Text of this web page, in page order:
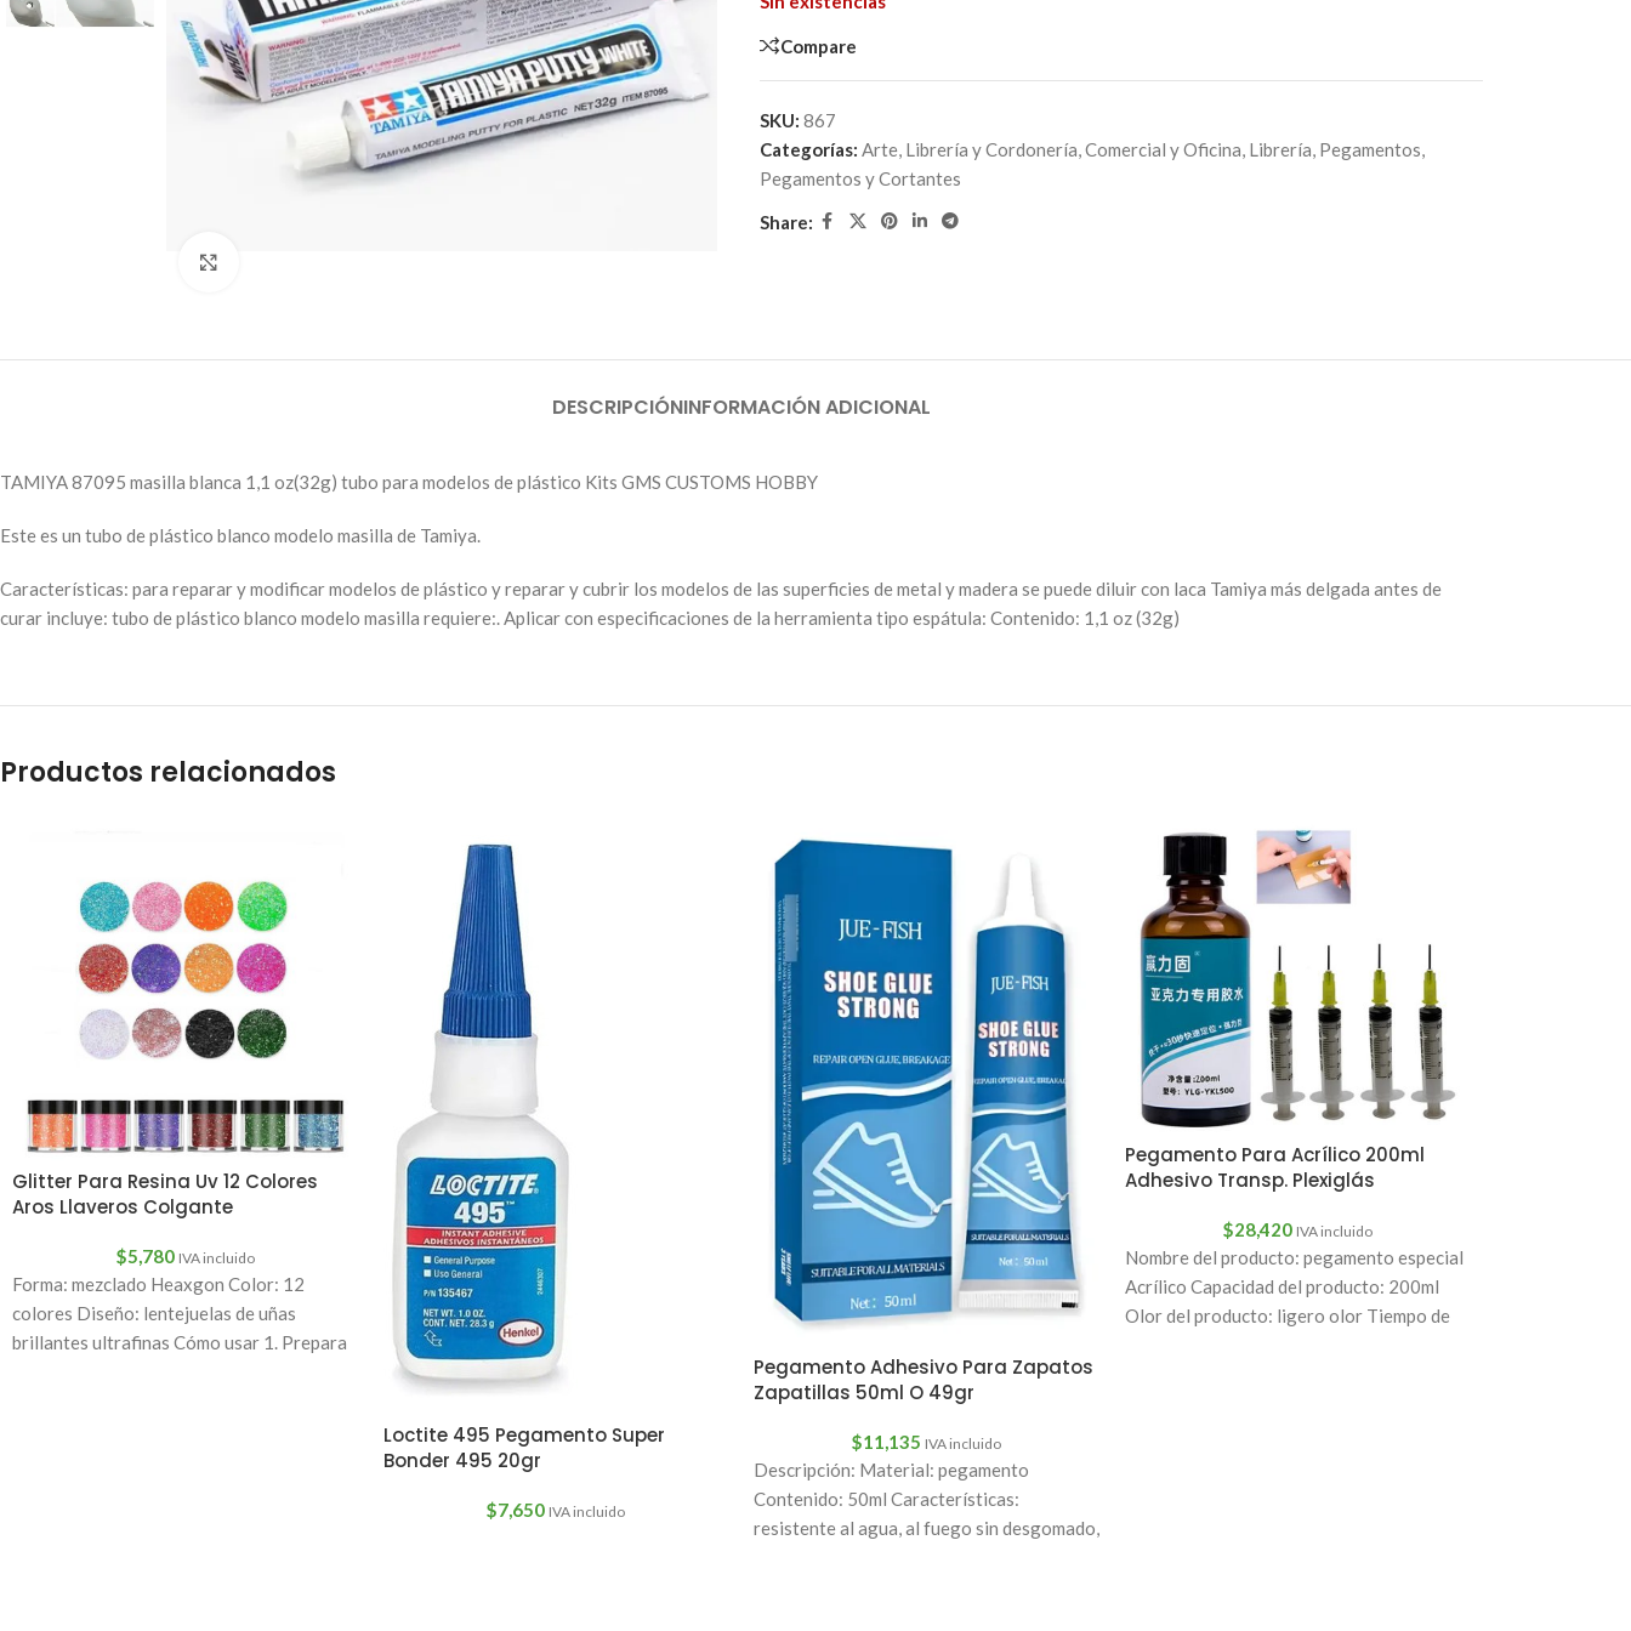
Compare
SKU: 867
Categorías: Arte, Librería y Cordonería,Comercial y Oficina, Librería, Pegamentos,
Pegamentos y Cortantes
Share:
DESCRIPCIÓNINFORMACIÓN ADICIONAL
TAMIYA 87095 masilla blanca 1,1 oz(32g) tubo para modelos de plástico Kits GMS CUSTOMS HOBBY
Este es un tubo de plástico blanco modelo masilla de Tamiya.
Características: para reparar y modificar modelos de plástico y reparar y cubrir los modelos de las superficies de metal y madera se puede diluir con laca Tamiya más delgada antes de
curar incluye: tubo de plástico blanco modelo masilla requiere:. Aplicar con especificaciones de la herramienta tipo espátula: Contenido: 1,1 oz (32g)
Productos relacionados
Glitter Para Resina Uv 12 Colores
Aros Llaveros Colgante
$5,780 IVA incluido
Forma: mezclado Heaxgon Color: 12
colores Diseño: lentejuelas de uñas
brillantes ultrafinas Cómo usar 1. Prepara
Loctite 495 Pegamento Super
Bonder 495 20gr
$7,650 IVA incluido
Pegamento Adhesivo Para Zapatos
Zapatillas 50ml O 49gr
$11,135 IVA incluido
Descripción: Material: pegamento
Contenido: 50ml Características:
resistente al agua, al fuego sin desgomado,
Pegamento Para Acrílico 200ml
Adhesivo Transp. Plexiglás
$28,420 IVA incluido
Nombre del producto: pegamento especial
Acrílico Capacidad del producto: 200ml
Olor del producto: ligero olor Tiempo de